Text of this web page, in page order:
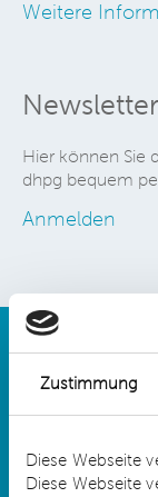
Zustimmung
Diese Webseite
Diese Webseite
Weitere
Newsletter
Hier können Sie
dhpg bequem
Anmelden